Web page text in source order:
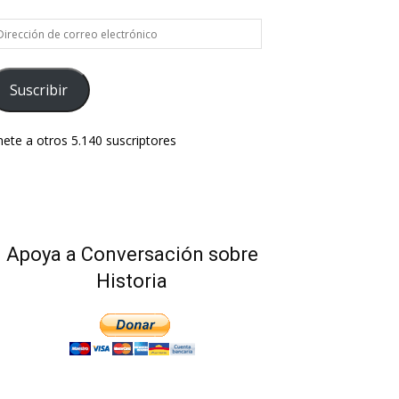
Suscribir
a otros 5.140 suscriptores
Apoya a Conversación sobre
Historia